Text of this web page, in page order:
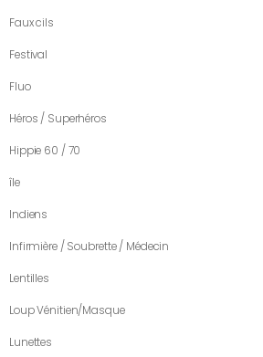
Faux cils
Festival
Fluo
Héros / Superhéros
Hippie 60 / 70
île
Indiens
Infirmière / Soubrette / Médecin
Lentilles
Loup Vénitien/Masque
Lunettes